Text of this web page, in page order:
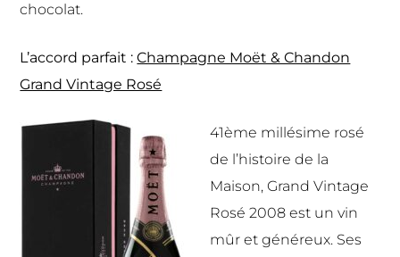
chocolat.
L’accord parfait :Champagne Moët & Chandon
Grand Vintage Rosé
41ème millésime rosé
de l’histoire de la
Maison, Grand Vintage
Rosé 2008 est un vin
mûr et généreux. Ses